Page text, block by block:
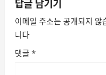
v
i
g
이메일 주소는 공개되지 않
니다
댓글 *